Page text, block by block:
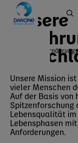
Nachhaltigkeit
Gesundheit
Unsere
Unsere
Unsere Mission
vieler Menschen
Auf der Basis von
Lebensqualität
Lebensphasen
Anforderungen.